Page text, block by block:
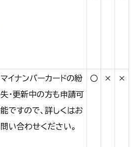
マイナンバーカードの紛
失・更新中の方も申請可
能ですので、詳しくはお
問い合わせください。
○ × ×